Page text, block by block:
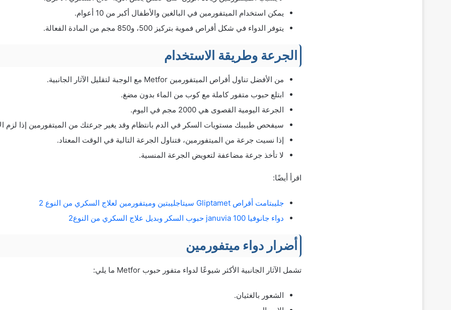
يمكن استخدام الميتفورمين في البالغين والأطفال أكبر من 10 أعوام.
يتوفر الدواء في شكل أقراص فموية بتركيز 500، و850 مجم من المادة الفعالة.
الجرعة وطريقة الاستخدام
من الأفضل تناول أقراص الميتفورمين Metfor مع الوجبة لتقليل الآثار الجانبية.
ابتلع حبوب متفور كاملة مع كوب من الماء بدون مضغ.
الجرعة اليومية القصوى هي 2000 مجم في اليوم.
سيفحص طبيبك مستويات السكر في الدم بانتظام وقد يغير جرعتك من الميتفورمين إذا لزم
إذا نسيت جرعة من الميتفورمين، فتناول الجرعة التالية في الوقت المعتاد.
لا تأخذ جرعة مضاعفة لتعويض الجرعة المنسية.
اقرأ أيضًا:
جليبتامت أقراص Gliptamet سيتاجليبتين وميتفورمين لعلاج السكري من النوع 2
دواء جانوفيا 100 januvia حبوب السكر وبديل علاج السكري من النوع2
أضرار دواء ميتفورمين
تشمل الآثار الجانبية الأكثر شيوعًا لدواء متفور حبوب Metfor ما يلي:
الشعور بالغثيان.